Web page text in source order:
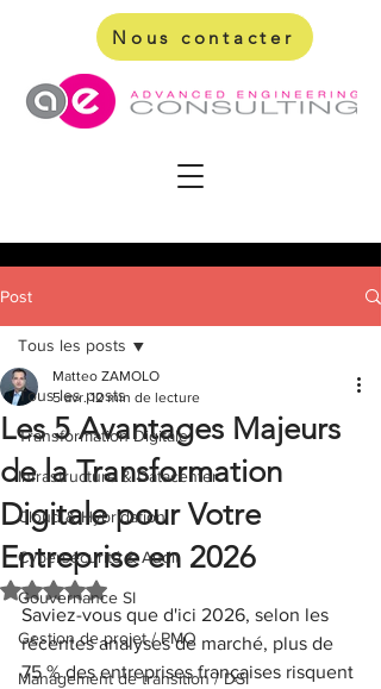
Nous contacter
Post
Tous les posts
Transformation Digitale
Infrastructure & Datacenter
Cloud & Hybridation
Cybersécurité & Audit
Gouvernance SI
Gestion de projet / PMO
Management de transition / DSI
Tous les posts
Les 5 Avantages Majeurs
de la Transformation
Digitale pour Votre
Entreprise en 2026
Matteo ZAMOLO
5 avr. 12 min de lecture
Noté NaN étoiles sur 5.
Saviez-vous que d'ici 2026, selon les
récentes analyses de marché, plus de
75 % des entreprises françaises risquent